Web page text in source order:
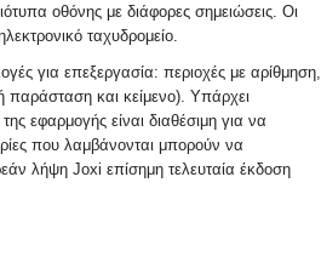
οθόνης με διάφορες σημειώσεις. Οι
ταχυδρομείο.
για επεξεργασία: περιοχές με αρίθμηση,
παράσταση και κείμενο). Υπάρχει
εφαρμογής είναι διαθέσιμη για να
που λαμβάνονται μπορούν να
λήψη Joxi επίσημη τελευταία έκδοση